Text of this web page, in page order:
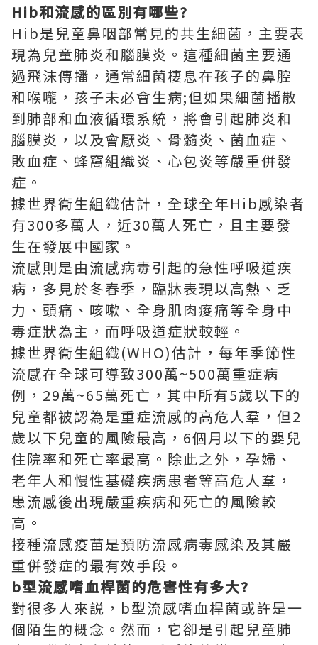
Hib和流感的區別有哪些?
Hib是兒童鼻咽部常見的共生細菌，主要表
現為兒童肺炎和腦膜炎。這種細菌主要通
過飛沫傳播，通常細菌棲息在孩子的鼻腔
和喉嚨，孩子未必會生病;但如果細菌播散
到肺部和血液循環系統，將會引起肺炎和
腦膜炎，以及會厭炎、骨髓炎、菌血症、
敗血症、蜂窩組織炎、心包炎等嚴重併發
症。
據世界衞生組織估計，全球全年Hib感染者
有300多萬人，近30萬人死亡，且主要發
生在發展中國家。
流感則是由流感病毒引起的急性呼吸道疾
病，多見於冬春季，臨牀表現以高熱、乏
力、頭痛、咳嗽、全身肌肉痠痛等全身中
毒症狀為主，而呼吸道症狀較輕。
據世界衞生組織(WHO)估計，每年季節性
流感在全球可導致300萬~500萬重症病
例，29萬~65萬死亡，其中所有5歲以下的
兒童都被認為是重症流感的高危人羣，但2
歲以下兒童的風險最高，6個月以下的嬰兒
住院率和死亡率最高。除此之外，孕婦、
老年人和慢性基礎疾病患者等高危人羣，
患流感後出現嚴重疾病和死亡的風險較
高。
接種流感疫苗是預防流感病毒感染及其嚴
重併發症的最有效手段。
b型流感嗜血桿菌的危害性有多大?
對很多人來説，b型流感嗜血桿菌或許是一
個陌生的概念。然而，它卻是引起兒童肺